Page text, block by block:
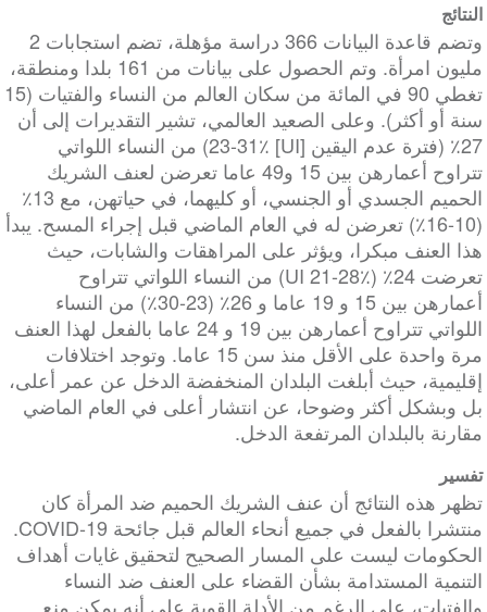
النتائج
وتضم قاعدة البيانات 366 دراسة مؤهلة، تضم استجابات 2
مليون امرأة. وتم الحصول على بيانات من 161 بلدا ومنطقة،
تغطي 90 في المائة من سكان العالم من النساء والفتيات (15
سنة أو أكثر). وعلى الصعيد العالمي، تشير التقديرات إلى أن
27٪ (فترة عدم اليقين [UI] 23-31٪) من النساء اللواتي
تتراوح أعمارهن بين 15 و49 عاما تعرضن لعنف الشريك
الحميم الجسدي أو الجنسي، أو كليهما، في حياتهن، مع 13٪
(10-16٪) تعرضن له في العام الماضي قبل إجراء المسح. يبدأ
هذا العنف مبكرا، ويؤثر على المراهقات والشابات، حيث
تعرضت 24٪ (UI 21-28٪) من النساء اللواتي تتراوح
أعمارهن بين 15 و 19 عاما و 26٪ (23-30٪) من النساء
اللواتي تتراوح أعمارهن بين 19 و 24 عاما بالفعل لهذا العنف
مرة واحدة على الأقل منذ سن 15 عاما. وتوجد اختلافات
إقليمية، حيث أبلغت البلدان المنخفضة الدخل عن عمر أعلى،
بل وبشكل أكثر وضوحا، عن انتشار أعلى في العام الماضي
مقارنة بالبلدان المرتفعة الدخل.
تفسير
تظهر هذه النتائج أن عنف الشريك الحميم ضد المرأة كان
منتشرا بالفعل في جميع أنحاء العالم قبل جائحة COVID-19.
الحكومات ليست على المسار الصحيح لتحقيق غايات أهداف
التنمية المستدامة بشأن القضاء على العنف ضد النساء
والفتيات، على الرغم من الأدلة القوية على أنه يمكن منع